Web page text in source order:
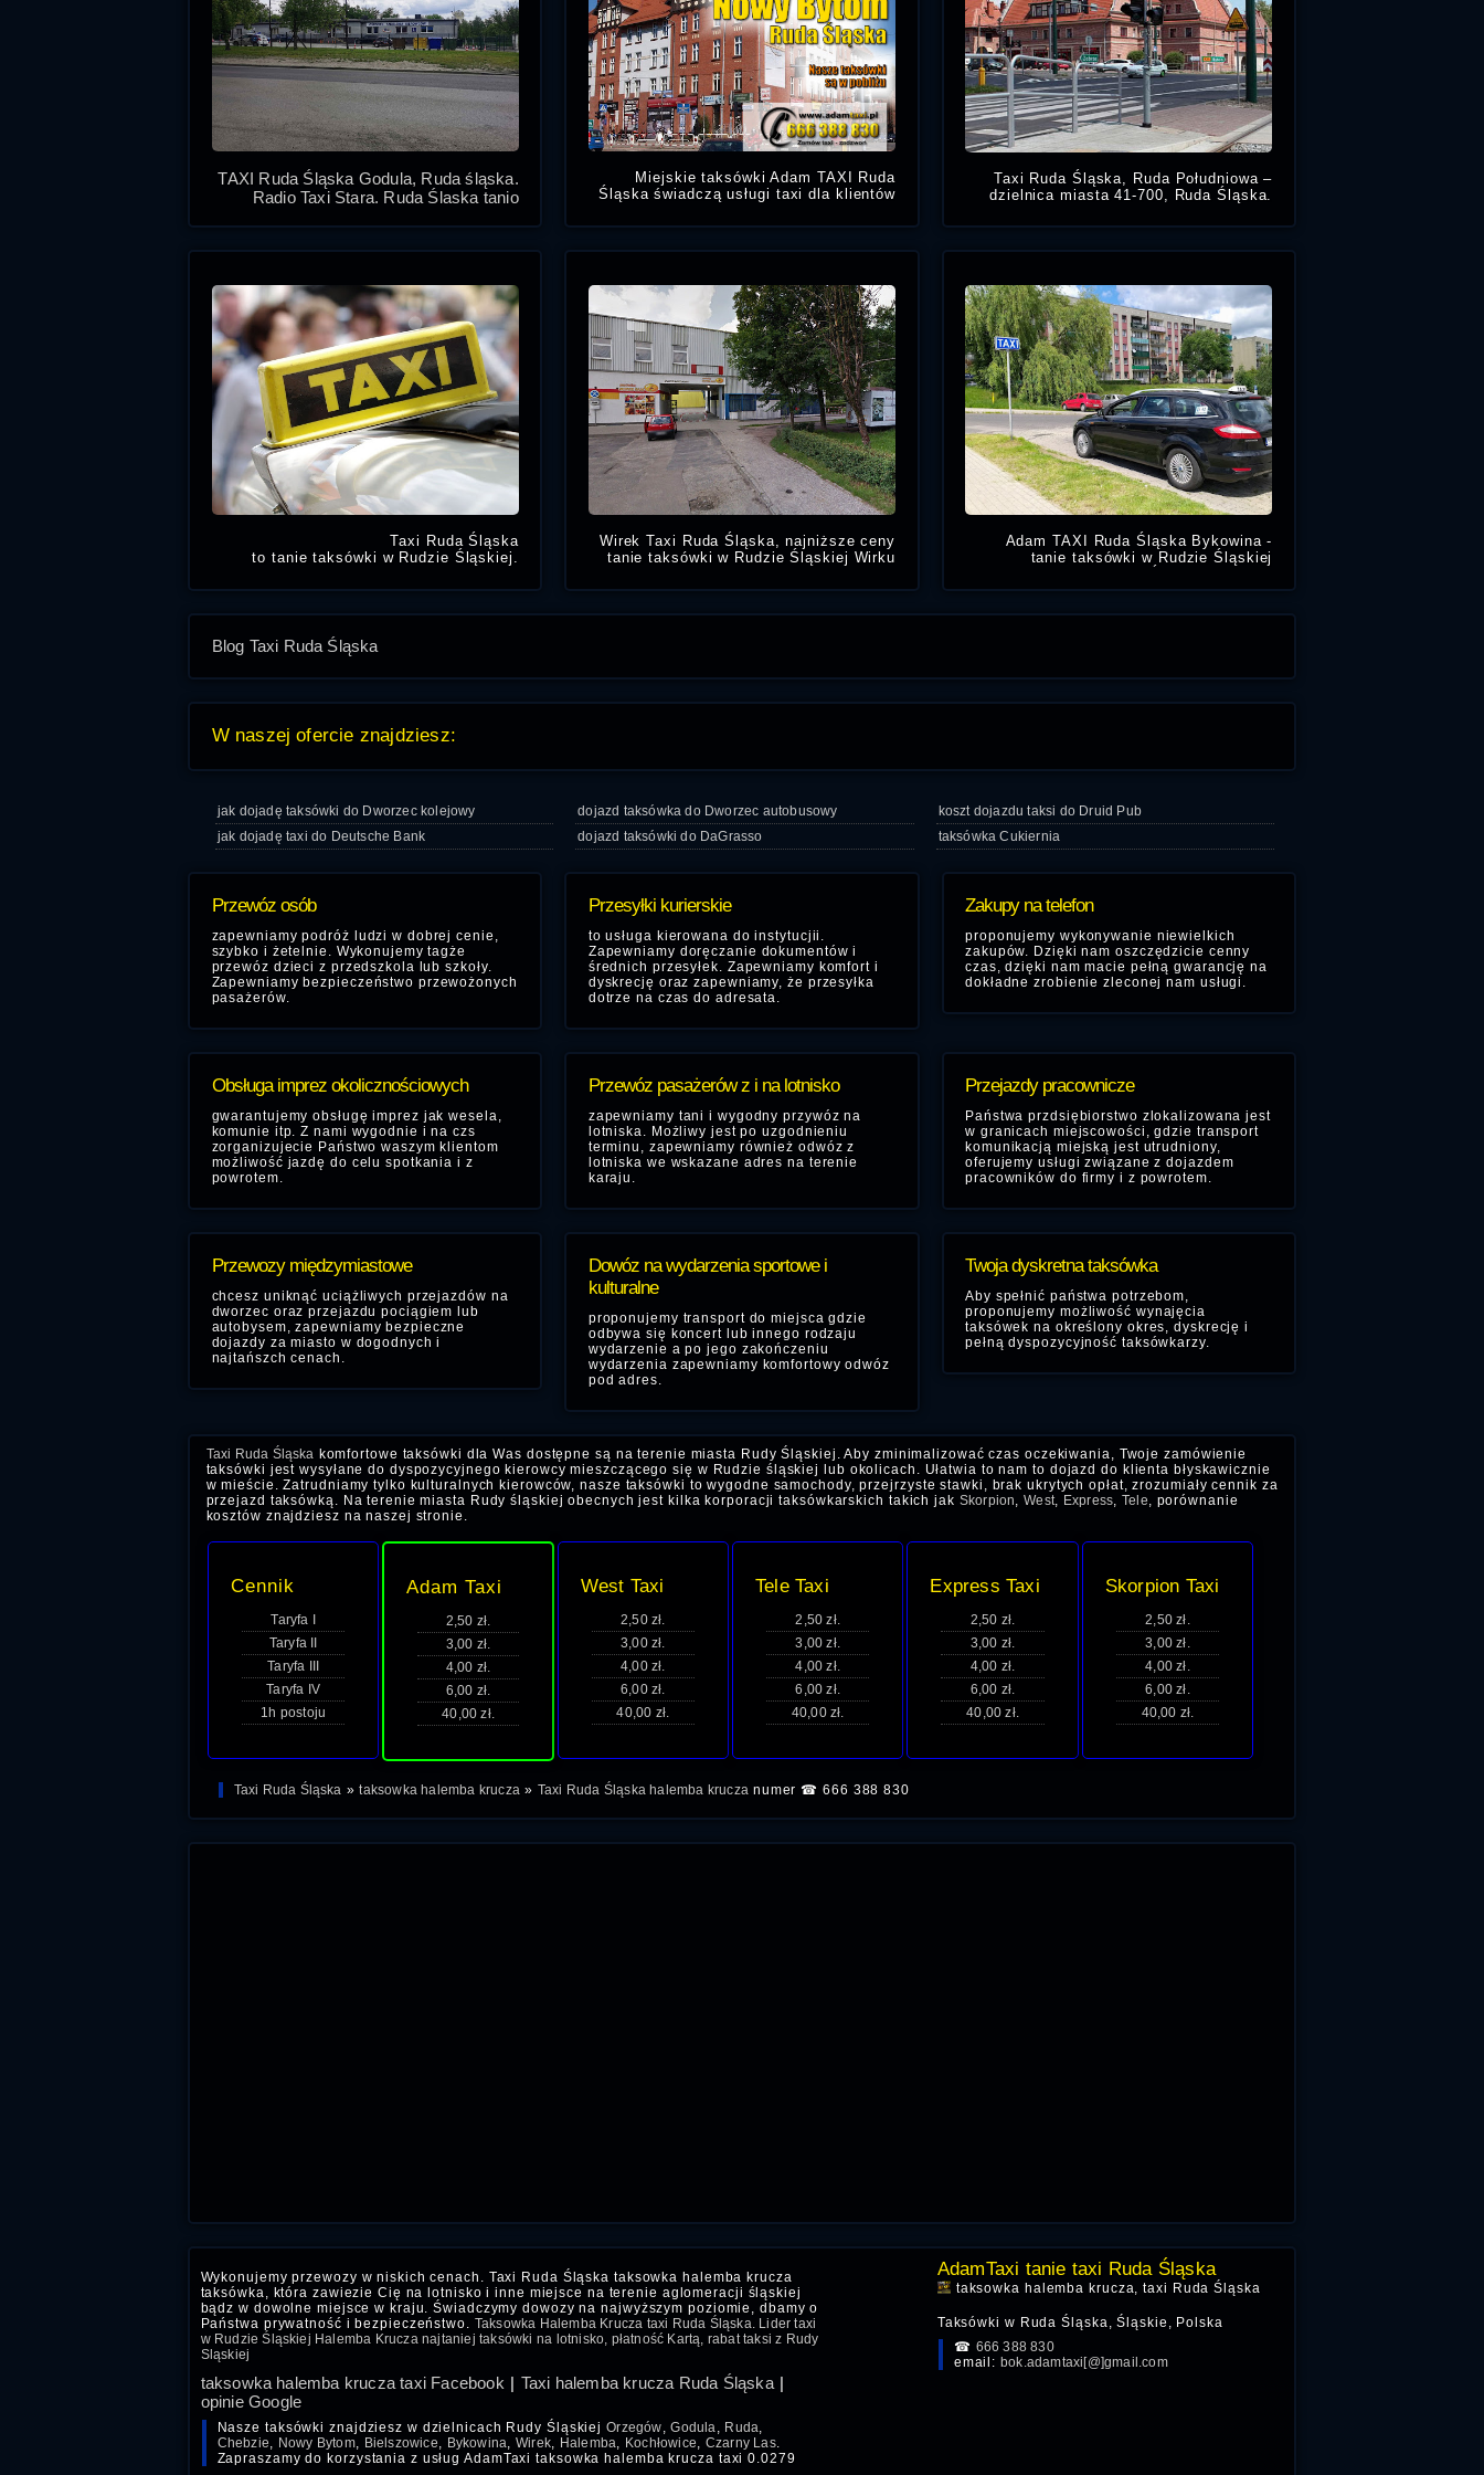
TAXI Ruda Śląska Godula, Ruda śląska.
Radio Taxi Stara, Ruda Śląska tanio
Miejskie taksówki Adam TAXI Ruda
Śląska świadczą usługi taxi dla klientów
dzielnicy Nowy Bytom w Rudzie Śląskiej.
Taxi Ruda Śląska, Ruda Południowa –
dzielnica miasta 41-700, Ruda Śląska.
Południowej, zadzwoń numer na tanie
Taxi Ruda Śląska
to tanie taksówki w Rudzie Śląskiej.
Potrzebujesz taksówki w Rudzie Śląskiej
Wirek Taxi Ruda Śląska, najniższe ceny
tanie taksówki w Rudzie Śląskiej Wirku
pobliżu:
Adam TAXI Ruda Śląska Bykowina -
tanie taksówki w Rudzie Śląskiej
przejazdy w mieście za miasto na
Blog Taxi Ruda Śląska
W naszej ofercie znajdziesz:
jak dojadę taksówki do Dworzec kolejowy dojazd taksówka do Dworzec autobusowy
koszt dojazdu taksi do Druid Pub
jak dojadę taxi do Deutsche Bank
dojazd taksówki do DaGrasso taksówka Cukiernia
Przewóz osób
zapewniamy podróż ludzi w dobrej cenie,
szybko i żetelnie. Wykonujemy tagże
przewóz dzieci z przedszkola lub szkoły.
Zapewniamy bezpieczeństwo przewożonych
pasażerów.
Przesyłki kurierskie
to usługa kierowana do instytucjii.
Zapewniamy doręczanie dokumentów i
średnich przesyłek. Zapewniamy komfort i
dyskrecję oraz zapewniamy, że przesyłka
dotrze na czas do adresata.
Zakupy na telefon
proponujemy wykonywanie niewielkich
zakupów. Dzięki nam oszczędzicie cenny
czas, dzięki nam macie pełną gwarancję na
dokładne zrobienie zleconej nam usługi.
Obsługa imprez okolicznościowych
gwarantujemy obsługę imprez jak wesela,
komunie itp. Z nami wygodnie i na czs
zorganizujecie Państwo waszym klientom
możliwość jazdę do celu spotkania i z
powrotem.
Przewóz pasażerów z i na lotnisko
zapewniamy tani i wygodny przywóz na
lotniska. Możliwy jest po uzgodnieniu
terminu, zapewniamy również odwóz z
lotniska we wskazane adres na terenie
karaju.
Przejazdy pracownicze
Państwa przdsiębiorstwo zlokalizowana jest
w granicach miejscowości, gdzie transport
komunikacją miejską jest utrudniony,
oferujemy usługi związane z dojazdem
pracowników do firmy i z powrotem.
Przewozy międzymiastowe
chcesz uniknąć uciążliwych przejazdów na
dworzec oraz przejazdu pociągiem lub
autobysem, zapewniamy bezpieczne
dojazdy za miasto w dogodnych i
najtańszch cenach.
Dowóz na wydarzenia sportowe i
kulturalne
proponujemy transport do miejsca gdzie
odbywa się koncert lub innego rodzaju
wydarzenie a po jego zakończeniu
wydarzenia zapewniamy komfortowy odwóz
pod adres.
Twoja dyskretna taksówka
Aby spełnić państwa potrzebom,
proponujemy możliwość wynajęcia
taksówek na określony okres, dyskrecję i
pełną dyspozycyjność taksówkarzy.
Taxi Ruda Śląska komfortowe taksówki dla Was dostępne są na terenie miasta Rudy Śląskiej. Aby zminimalizować czas oczekiwania, Twoje zamówienie
taksówki jest wysyłane do dyspozycyjnego kierowcy mieszczącego się w Rudzie śląskiej lub okolicach. Ułatwia to nam to dojazd do klienta błyskawicznie
w mieście. Zatrudniamy tylko kulturalnych kierowców, nasze taksówki to wygodne samochody, przejrzyste stawki, brak ukrytych opłat, zrozumiały cennik za
przejazd taksówką. Na terenie miasta Rudy śląskiej obecnych jest kilka korporacji taksówkarskich takich jak Skorpion,West, Express, Tele, porównanie
kosztów znajdziesz na naszej stronie.
Cennik
Taryfa I
Taryfa II
Taryfa III
Taryfa IV
1h postoju
Adam Taxi
2,50 zł.
3,00 zł.
4,00 zł.
6,00 zł.
40,00 zł.
West Taxi
2,50 zł.
3,00 zł.
4,00 zł.
6,00 zł.
40,00 zł.
Tele Taxi
2,50 zł.
3,00 zł.
4,00 zł.
6,00 zł.
40,00 zł.
Express Taxi
2,50 zł.
3,00 zł.
4,00 zł.
6,00 zł.
40,00 zł.
Skorpion Taxi
2,50 zł.
3,00 zł.
4,00 zł.
6,00 zł.
40,00 zł.
Taxi Ruda Śląska »taksowka halemba krucza » Taxi Ruda Śląska halemba kruczanumer ☎ 666 388 830
Wykonujemy przewozy w niskich cenach. Taxi Ruda Śląska taksowka halemba krucza
taksówka, która zawiezie Cię na lotnisko i inne miejsce na terenie aglomeracji śląskiej
bądz w dowolne miejsce w kraju. Świadczymy dowozy na najwyższym poziomie, dbamy o
Państwa prywatność i bezpieczeństwo. Taksowka Halemba Krucza taxi Ruda Śląska. Lider taxi
w Rudzie Śląskiej Halemba Krucza najtaniej taksówki na lotnisko, płatność Kartą, rabat taksi z Rudy
Sląskiej
taksowka halemba krucza taxi Facebook | Taxi halemba krucza Ruda Śląska|
opinie Google
Nasze taksówki znajdziesz w dzielnicach Rudy ŚląskiejOrzegów,Godula, Ruda,
Chebzie, Nowy Bytom, Bielszowice, Bykowina, Wirek, Halemba, Kochłowice, Czarny Las.
Zapraszamy do korzystania z usług AdamTaxi taksowka halemba krucza taxi 0.0279
AdamTaxi tanie taxi Ruda Śląska
taksowka halemba krucza, taxi Ruda Śląska
Taksówki w Ruda Śląska, Śląskie, Polska
☎ 666 388 830
email: bok.adamtaxi[@]gmail.com